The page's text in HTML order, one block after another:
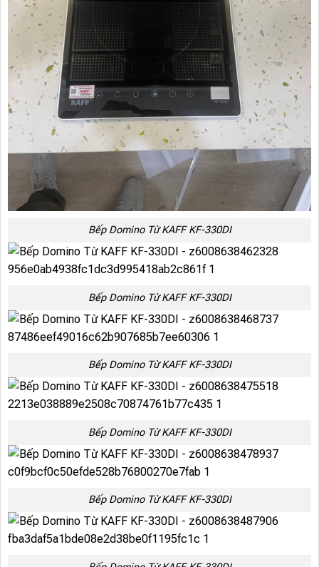
Bếp Domino Từ KAFF KF-330DI
Bếp Domino Từ KAFF KF-330DI
Bếp Domino Từ KAFF KF-330DI
Bếp Domino Từ KAFF KF-330DI
Bếp Domino Từ KAFF KF-330DI